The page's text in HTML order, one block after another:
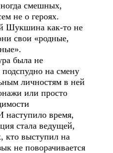
смешных,
не о героях.
Шукшина как-то не
свои «родные,
была не
на смену
личностям в ней
или просто
наступило время,
стала ведущей,
кто выступил на
не поворачивается